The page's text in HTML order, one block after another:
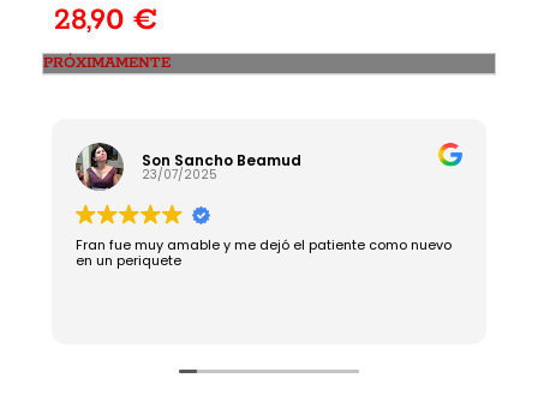
28,90 €
Son Sancho Beamud
23/07/2025
Fran fue muy amable y me dejó el patiente como nuevo
en un periquete
PRÓXIMAMENTE